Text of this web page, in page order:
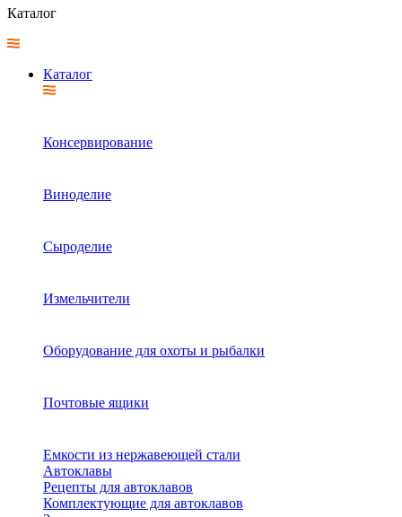
Каталог
Каталог
Консервирование
Виноделие
Сыроделие
Измельчители
Оборудование для охоты и рыбалки
Почтовые ящики
Емкости из нержавеющей стали
Автоклавы
Рецепты для автоклавов
Комплектующие для автоклавов